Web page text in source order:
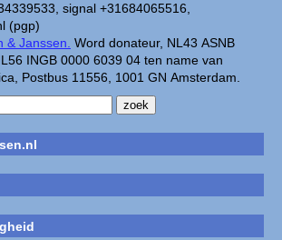
signal +31684065516,
(pgp)
& Janssen. Word donateur, NL43 ASNB
INGB 0000 6039 04 ten name van
Postbus 11556, 1001 GN Amsterdam.